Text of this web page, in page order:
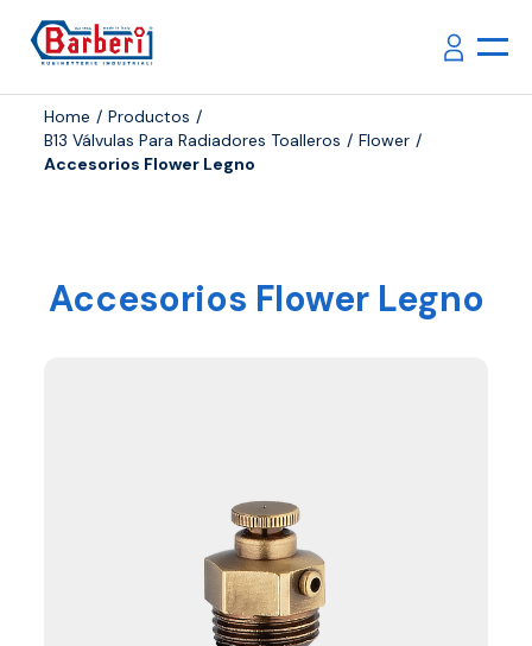
Home
Productos
B13 Válvulas Para Radiadores Toalleros
Flower
Accesorios Flower Legno
Accesorios Flower Legno